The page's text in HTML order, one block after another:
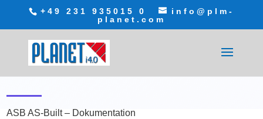
+49 231 935015 0
info@plm-
planet.com
ASB AS-Built – Dokumentation